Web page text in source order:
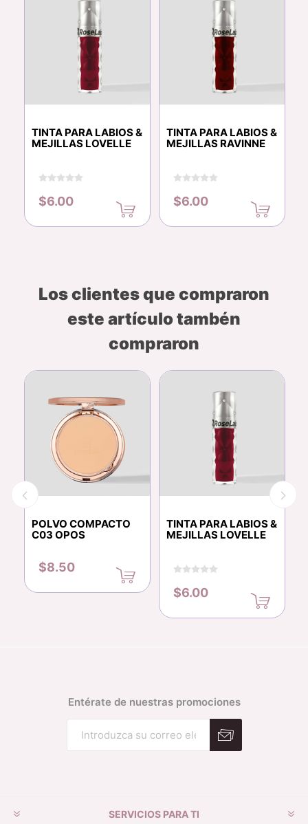
TINTA PARA LABIOS &
MEJILLAS LOVELLE
$6.00
TINTA PARA LABIOS &
MEJILLAS RAVINNE
$6.00
Los clientes que compraron
este artículo tambén
compraron
POLVO COMPACTO
C03 OPOS
$8.50
TINTA PARA LABIOS &
MEJILLAS LOVELLE
$6.00
Entérate de nuestras promociones
SERVICIOS PARA TI